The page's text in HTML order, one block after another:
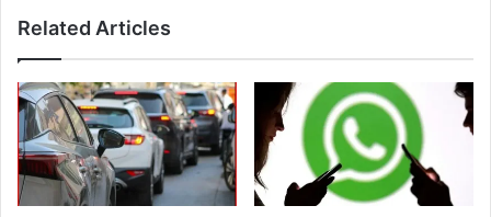
Related Articles